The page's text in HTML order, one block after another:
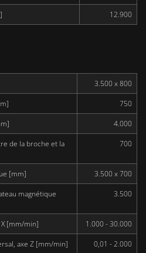
12.900
3.500 x 800
750
4.000
de la broche et la
700
[mm] 3.500 x 700
magnétique
3.500
X [mm/min] 1.000 - 30.000
axe Z [mm/min] 0,01 - 2.000